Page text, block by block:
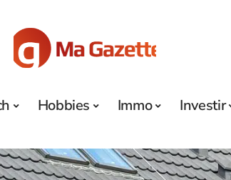
Hobbies Immo Investir